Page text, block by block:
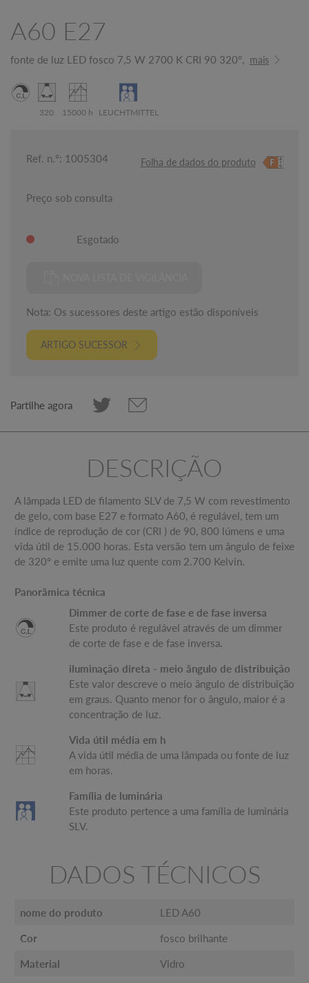
A60 E27
fonte de luz LED fosco 7,5 W 2700 K CRI 90 320°, mais
320 15000 h LEUCHTMITTEL
Ref. n.º: 1005304 Folha de dados do produto
Preço sob consulta
Esgotado
Nota: Os sucessores deste artigo estão disponíveis
ARTIGO SUCESSOR
Partilhe agora
DESCRIÇÃO
A lâmpada LED de filamento SLV de 7,5 W com revestimento
de gelo, com base E27 e formato A60, é regulável, tem um
índice de reprodução de cor (CRI ) de 90, 800 lúmens e uma
vida útil de 15.000 horas. Esta versão tem um ângulo de feixe
de 320° e emite uma luz quente com 2.700 Kelvin.
Panorâmica técnica
Dimmer de corte de fase e de fase inversa
Este produto é regulável através de um dimmer
de corte de fase e de fase inversa.
iluminação direta - meio ângulo de distribuição
Este valor descreve o meio ângulo de distribuição
em graus. Quanto menor for o ângulo, maior é a
concentração de luz.
Vida útil média em h
A vida útil média de uma lâmpada ou fonte de luz
em horas.
Família de luminária
Este produto pertence a uma família de luminária
SLV.
DADOS TÉCNICOS
nome do produto LED A60
Cor fosco brilhante
Material Vidro